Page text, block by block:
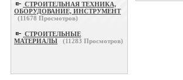
СТРОИТЕЛЬНАЯ ТЕХНИКА,
ОБОРУДОВАНИЕ, ИНСТРУМЕНТ
(11678 Просмотров)
СТРОИТЕЛЬНЫЕ
МАТЕРИАЛЫ
(11283 Просмотров)